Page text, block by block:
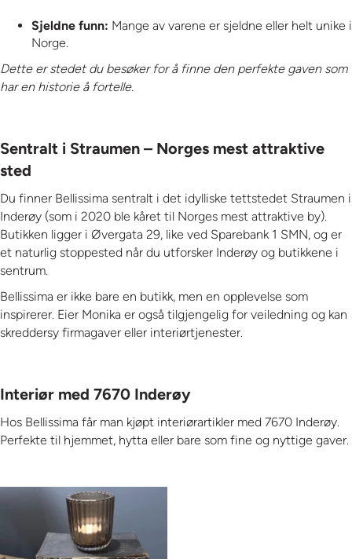
Sjeldne funn: Mange av varene er sjeldne eller helt unike i
Norge.
Dette er stedet du besøker for å finne den perfekte gaven som
har en historie å fortelle.
Sentralt i Straumen – Norges mest attraktive
sted
Du finner Bellissima sentralt i det idylliske tettstedet Straumen i
Inderøy (som i 2020 ble kåret til Norges mest attraktive by).
Butikken ligger i Øvergata 29, like ved Sparebank 1 SMN, og er
et naturlig stoppested når du utforsker Inderøy og butikkene i
sentrum.
Bellissima er ikke bare en butikk, men en opplevelse som
inspirerer. Eier Monika er også tilgjengelig for veiledning og kan
skreddersy firmagaver eller interiørtjenester.
Interiør med 7670 Inderøy
Hos Bellissima får man kjøpt interiørartikler med 7670 Inderøy.
Perfekte til hjemmet, hytta eller bare som fine og nyttige gaver.